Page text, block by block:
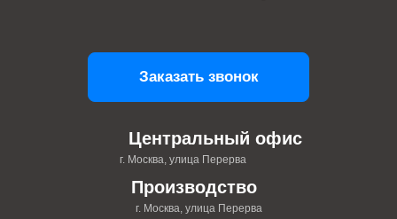
Центральный офис
г. Москва, улица Перерва
Производство
г. Москва, улица Перерва
Заказать звонок